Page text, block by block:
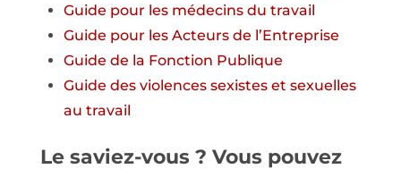
Guide pour les médecins du travail
Guide pour les Acteurs de l’Entreprise
Guide de la Fonction Publique
Guide des violences sexistes et sexuelles
au travail
Le saviez-vous ? Vous pouvez